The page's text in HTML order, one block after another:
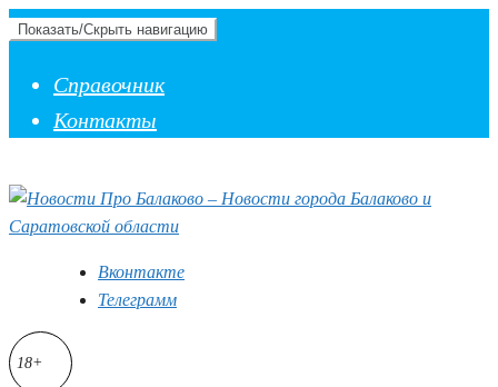
Показать/Скрыть навигацию
Справочник
Контакты
Вконтакте
Телеграмм
18+